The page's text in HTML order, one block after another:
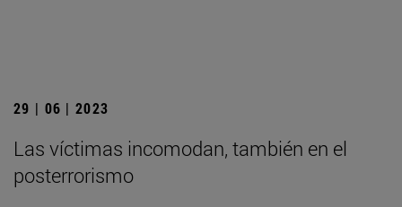
29 | 06 | 2023
Las víctimas incomodan, también en el
posterrorismo